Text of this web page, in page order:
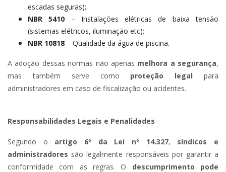
escadas seguras);
NBR 5410 – Instalações elétricas de baixa tensão
(sistemas elétricos, iluminação etc);
NBR 10818 – Qualidade da água de piscina.
A adoção dessas normas não apenas melhora a segurança,
mas também serve como proteção legal para
administradores em caso de fiscalização ou acidentes.
Responsabilidades Legais e Penalidades
Segundo o artigo 6º da Lei nº 14.327, síndicos e
administradores são legalmente responsáveis por garantir a
conformidade com as regras. O descumprimento pode